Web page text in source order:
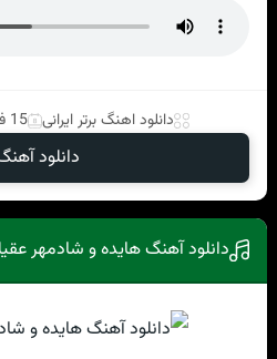
دانلود اهنگ برتر ایرانی 15 فوریه 2025
دانلود
دانلود آهنگ هایده و شادمهر